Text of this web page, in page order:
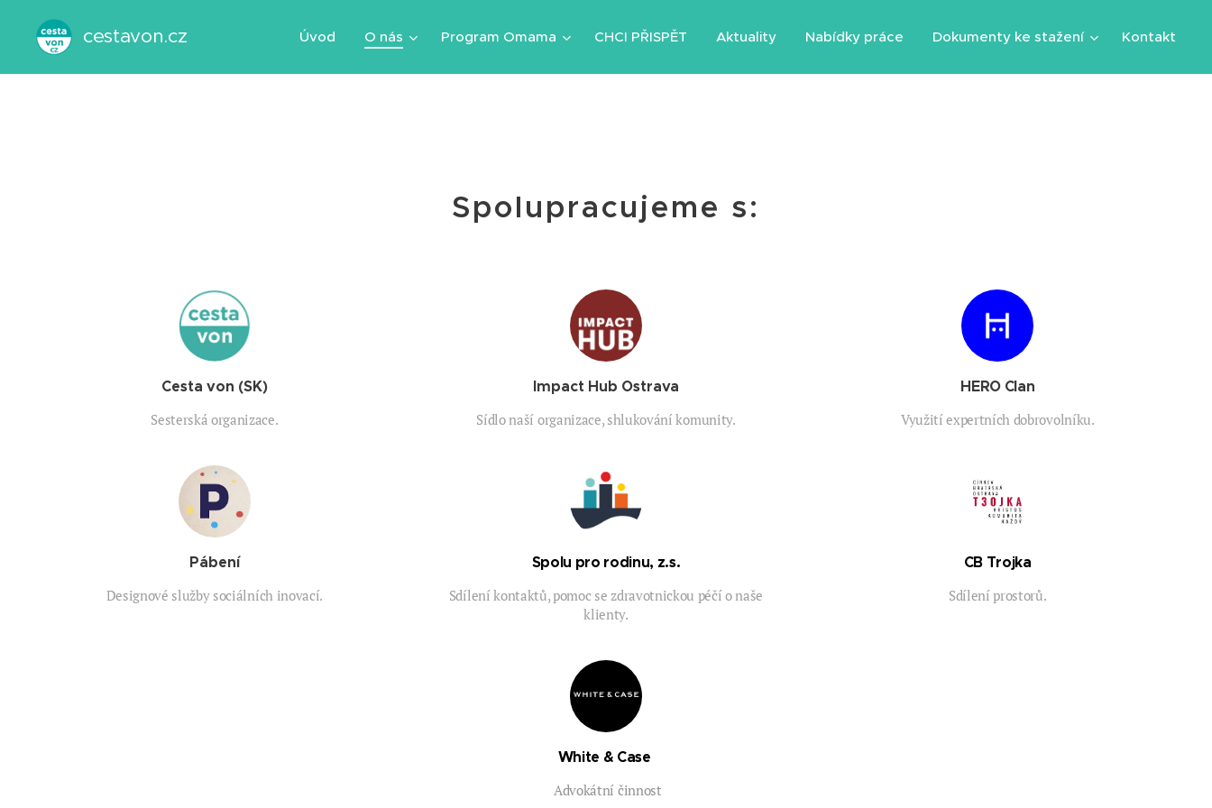
cestavon.cz Úvod O nás Program Omama CHCI PŘISPĚT Aktuality Nabídky práce Dokumenty ke stažení Kontakt
Spolupracujeme s:
Cesta von (SK)
Sesterská organizace.
Impact Hub Ostrava
Sídlo naší organizace, shlukování komunity.
HERO Clan
Využití expertních dobrovolníku.
Pábení
Designové služby sociálních inovací.
Spolu pro rodinu, z.s.
Sdílení kontaktů, pomoc se zdravotnickou péčí o naše
klienty.
CB Trojka
Sdílení prostorů.
White & Case
Advokátní činnost